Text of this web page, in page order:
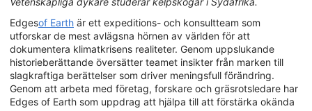
Edgesof Earth är ett expeditions- och konsultteam som
utforskar de mest avlägsna hörnen av världen för att
dokumentera klimatkrisens realiteter. Genom uppslukande
historieberättande översätter teamet insikter från marken till
slagkraftiga berättelser som driver meningsfull förändring.
Genom att arbeta med företag, forskare och gräsrotsledare har
Edges of Earth som uppdrag att hjälpa till att förstärka okända